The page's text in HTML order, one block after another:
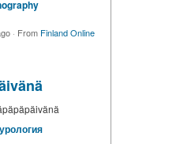
· From Finland Online